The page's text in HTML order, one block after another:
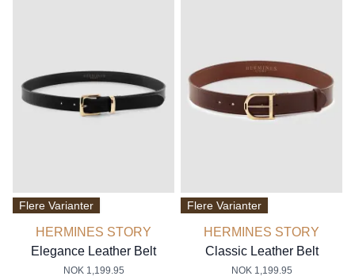
Flere Varianter
HERMINES STORY
Elegance Leather Belt
NOK 1,199.95
Flere Varianter
HERMINES STORY
Classic Leather Belt
NOK 1,199.95